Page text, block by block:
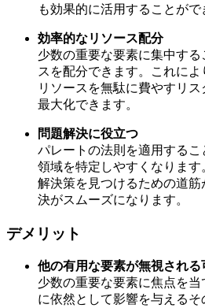
も効果的に活用することがで
効率的なリソース配分
少数の重要な要素に集中す
スを配分できます。これに
リソースを無駄に費やすリ
最大化できます。
問題解決に役立つ
パレートの法則を適用する
領域を特定しやすくなりま
解決策を見つけるための道
決がスムーズになります。
デメリット
他の有用な要素が無視される
少数の重要な要素に焦点を
に依然として影響を与える